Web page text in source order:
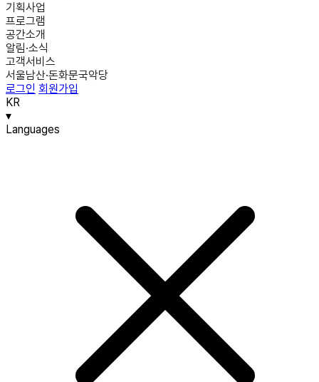
기획사업
프로그램
공간소개
알림·소식
고객서비스
서울남산·돈화문국악당
로그인 회원가입
KR
▾
Languages